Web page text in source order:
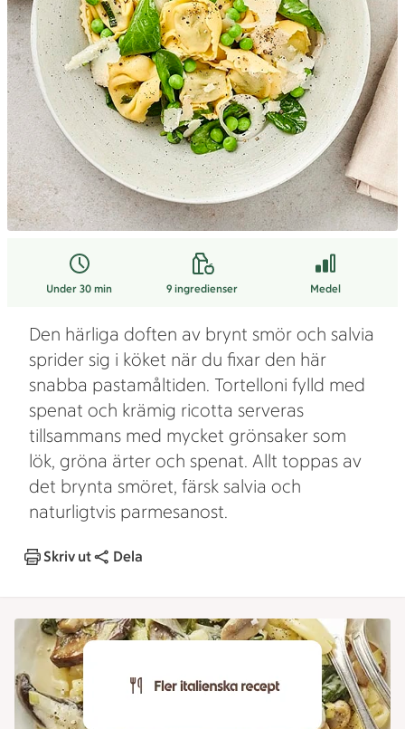
Under 30 min 9ingredienser Medel
Den härliga doften av brynt smör och salvia
sprider sig i köket när du fixar den här
snabba pastamåltiden. Tortelloni fylld med
spenat och krämig ricotta serveras
tillsammans med mycket grönsaker som
lök, gröna ärter och spenat. Allt toppas av
det brynta smöret, färsk salvia och
naturligtvis parmesanost.
Skriv ut Dela